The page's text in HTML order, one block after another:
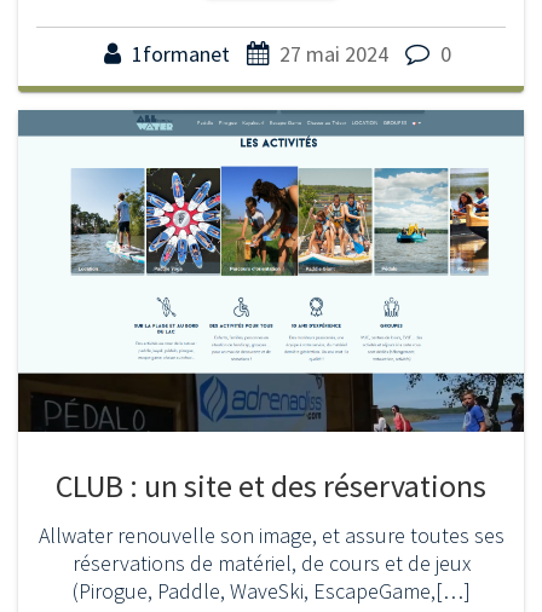
1formanet 27 mai 2024 0
CLUB : un site et des réservations
Allwater renouvelle son image, et assure toutes ses
réservations de matériel, de cours et de jeux
(Pirogue, Paddle, WaveSki, EscapeGame,[…]